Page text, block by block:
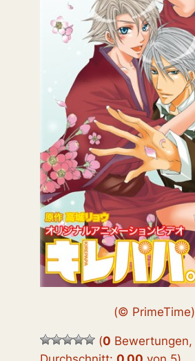
(© PrimeTime)
(0 Bewertungen,